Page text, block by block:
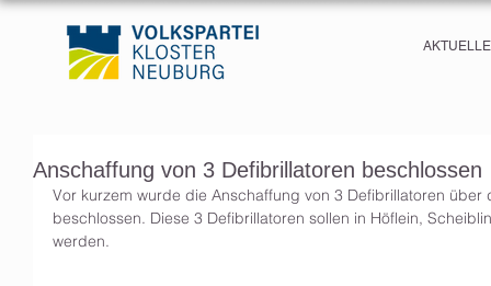
Anschaffung von 3 Defibrillatoren beschlossen
Vor kurzem wurde die Anschaffung von 3 Defibrillatoren
beschlossen. Diese 3 Defibrillatoren sollen in Höflein,
werden.